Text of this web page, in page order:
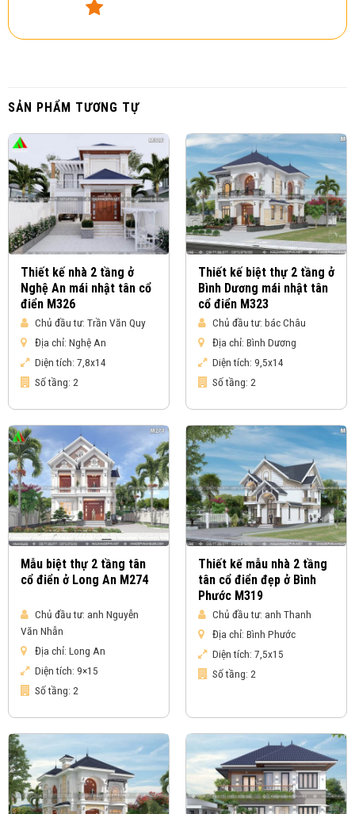
SẢN PHẨM TƯƠNG TỰ
Thiết kế nhà 2 tầng ở
Nghệ An mái nhật tân cổ
điển M326
Chủ đầu tư: Trần Văn Quy
Địa chỉ: Nghệ An
Diện tích: 7,8x14
Số tầng: 2
Thiết kế biệt thự 2 tầng ở
Bình Dương mái nhật tân
cổ điển M323
Chủ đầu tư: bác Châu
Địa chỉ: Bình Dương
Diện tích: 9,5x14
Số tầng: 2
Mẫu biệt thự 2 tầng tân
cổ điển ở Long An M274
Chủ đầu tư: anh Nguyễn
Văn Nhẫn
Địa chỉ: Long An
Diện tích: 9×15
Số tầng: 2
Thiết kế mẫu nhà 2 tầng
tân cổ điển đẹp ở Bình
Phước M319
Chủ đầu tư: anh Thanh
Địa chỉ: Bình Phước
Diện tích: 7,5x15
Số tầng: 2